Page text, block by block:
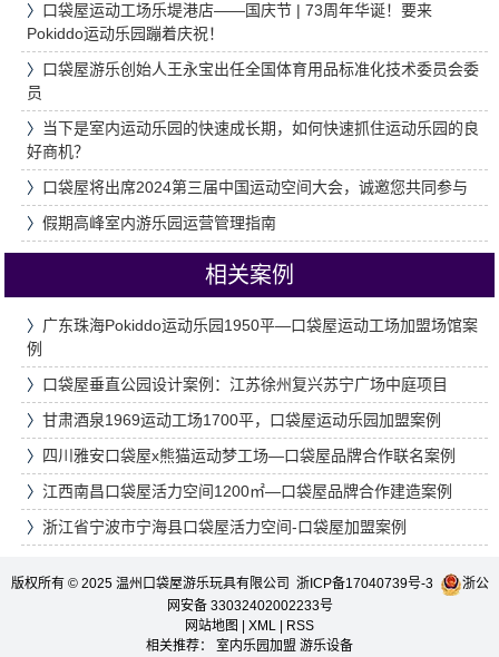
〉 口袋屋运动工场乐堤港店——国庆节 | 73周年华诞！要来
Pokiddo运动乐园蹦着庆祝！
〉 口袋屋游乐创始人王永宝出任全国体育用品标准化技术委员会委
员
〉
当下是室内运动乐园的快速成长期，如何快速抓住运动乐园的良
好商机？
〉 口袋屋将出席2024第三届中国运动空间大会，诚邀您共同参与
〉 假期高峰室内游乐园运营管理指南
相关案例
〉 广东珠海Pokiddo运动乐园1950平—口袋屋运动工场加盟场馆案
例
〉 口袋屋垂直公园设计案例：江苏徐州复兴苏宁广场中庭项目
〉 甘肃酒泉1969运动工场1700平，口袋屋运动乐园加盟案例
〉
四川雅安口袋屋x熊猫运动梦工场—口袋屋品牌合作联名案例
〉 江西南昌口袋屋活力空间1200㎡—口袋屋品牌合作建造案例
〉 浙江省宁波市宁海县口袋屋活力空间-口袋屋加盟案例
版权所有 © 2025 温州口袋屋游乐玩具有限公司 浙ICP备17040739号-3
浙公
网安备 33032402002233号
网站地图
XML
RSS
相关推荐：
室内乐园加盟 游乐设备